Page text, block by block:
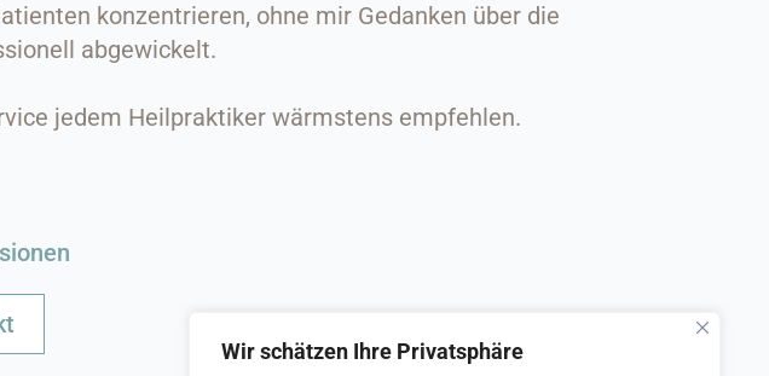
Wir schätzen Ihre Privatsphäre
konzentrieren, ohne mir Gedanken über die
abgewickelt.
jedem Heilpraktiker wärmstens empfehlen.